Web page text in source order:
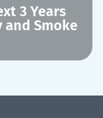
3 Years
Smoke